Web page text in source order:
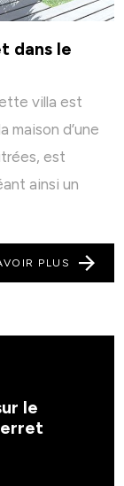
dans le
villa est
maison d’une
est
ainsi un
PLUS
le